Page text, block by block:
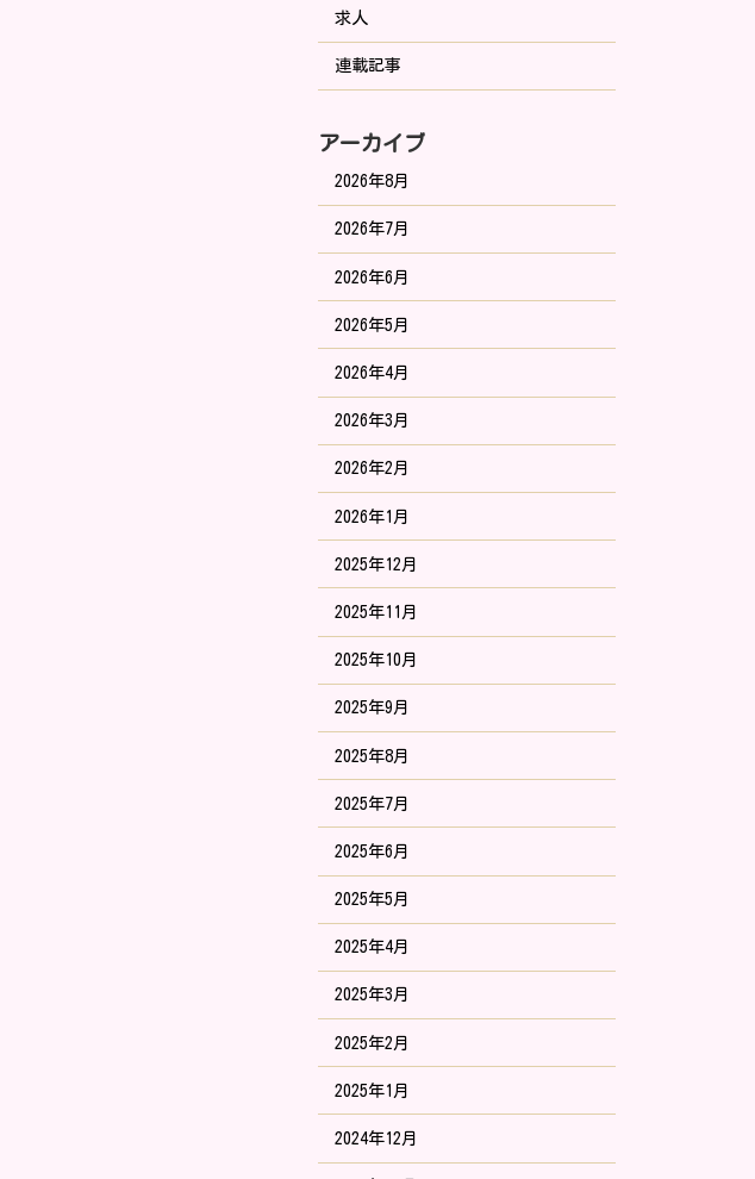
求人
連載記事
アーカイブ
2026年8月
2026年7月
2026年6月
2026年5月
2026年4月
2026年3月
2026年2月
2026年1月
2025年12月
2025年11月
2025年10月
2025年9月
2025年8月
2025年7月
2025年6月
2025年5月
2025年4月
2025年3月
2025年2月
2025年1月
2024年12月